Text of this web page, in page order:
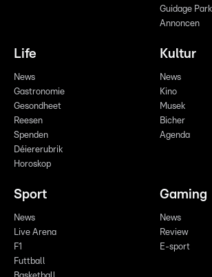
Guidage
Annoncen
Life
News
Gastronomie
Gesondheet
Reesen
Spenden
Déiererubrik
Horoskop
Kultur
News
Kino
Musek
Bicher
Agenda
Sport
News
Live Arena
F1
Futtball
Gaming
News
Review
E-sport